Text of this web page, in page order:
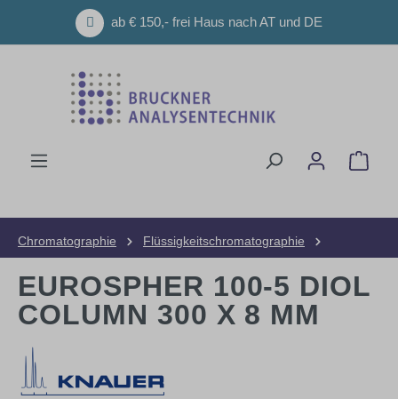
Zum Hauptinhalt springenab € 150,- frei Haus nach AT und DE
Chromatographie
Flüssigkeitschromatographie
EUROSPHER 100-5 DIOL
COLUMN 300 X 8 MM